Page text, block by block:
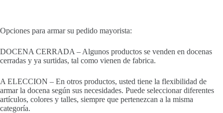
Opciones para armar su pedido mayorista:
DOCENA CERRADA – Algunos productos se venden en docenas
cerradas y ya surtidas, tal como vienen de fabrica.
A ELECCION – En otros productos, usted tiene la flexibilidad de
armar la docena según sus necesidades. Puede seleccionar diferentes
artículos, colores y talles, siempre que pertenezcan a la misma
categoría.